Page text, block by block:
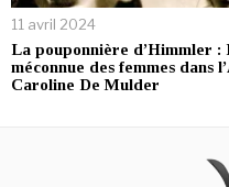
11 avril 2024
La pouponnière d’Himmler :
méconnue des femmes dans
Caroline De Mulder